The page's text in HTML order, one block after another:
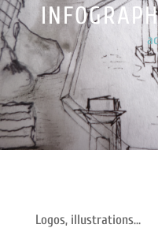
Logos, illustrations…